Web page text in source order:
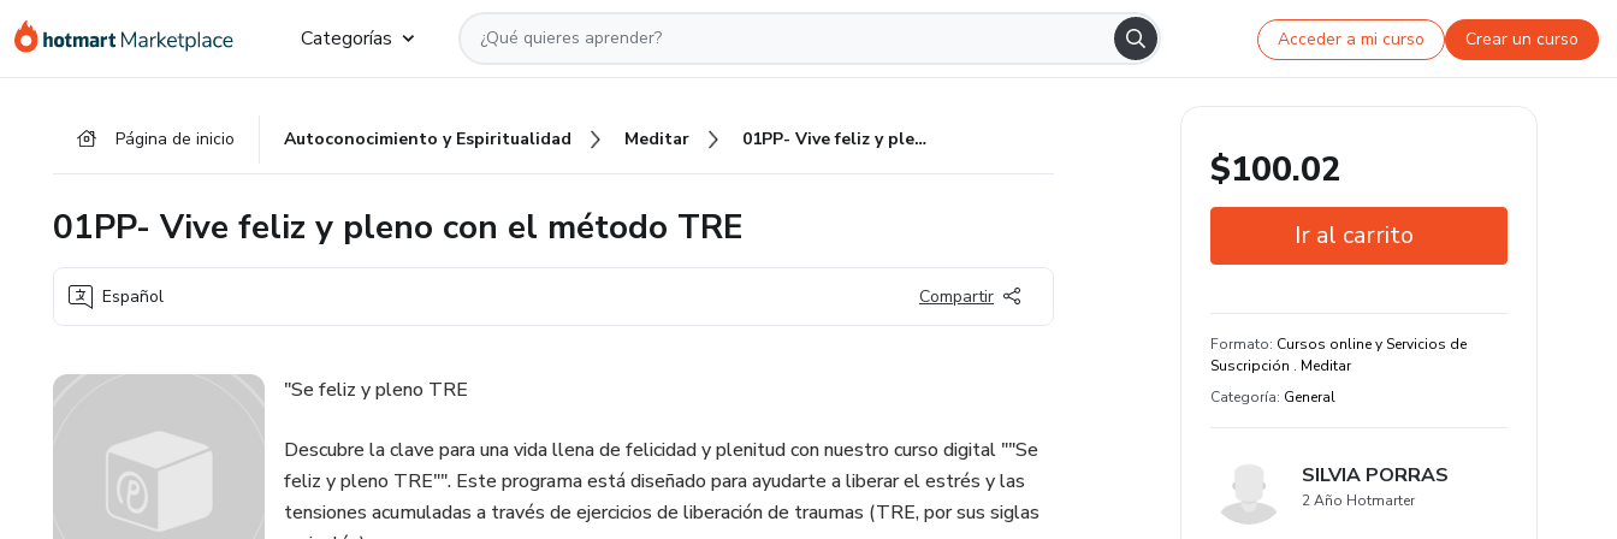
Categorías Acceder a mi curso Crear un curso
Página de inicio Autoconocimiento y Espiritualidad Meditar 01PP- Vive feliz y pleno con el método TRE
01PP- Vive feliz y pleno con el método TRE
Español Compartir
"Se feliz y pleno TRE
Descubre la clave para una vida llena de felicidad y plenitud con nuestro curso digital ""Se
feliz y pleno TRE"". Este programa está diseñado para ayudarte a liberar el estrés y las
tensiones acumuladas a través de ejercicios de liberación de traumas (TRE, por sus siglas
$100.02
Ir al carrito
Estudia a tu manera y en cualquier
dispositivo
Formato: Cursos online y Servicios de
Suscripción . Meditar
Categoría: General
SILVIA PORRAS
2 Año Hotmarter